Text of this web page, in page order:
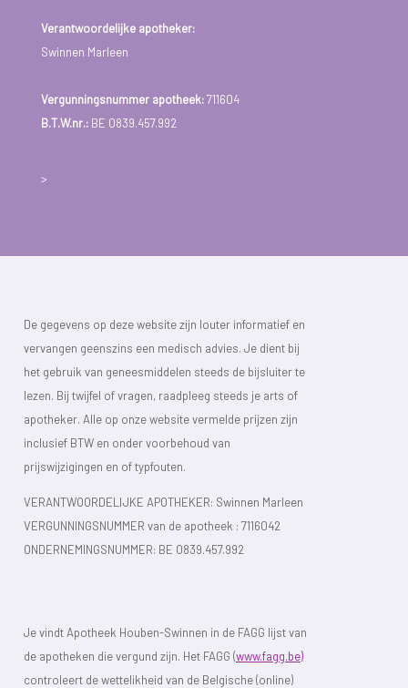
Verantwoordelijke apotheker:
Swinnen Marleen
Vergunningsnummer apotheek:711604
B.T.W.nr.:BE 0839.457.992
>
De gegevens op deze website zijn louter informatief en
vervangen geenszins een medisch advies. Je dient bij
het gebruik van geneesmiddelen steeds de bijsluiter te
lezen. Bij twijfel of vragen, raadpleeg steeds je arts of
apotheker. Alle op onze website vermelde prijzen zijn
inclusief BTW en onder voorbehoud van
prijswijzigingen en of typfouten.
VERANTWOORDELIJKE APOTHEKER: Swinnen Marleen
VERGUNNINGSNUMMER van de apotheek : 7116042
ONDERNEMINGSNUMMER: BE 0839.457.992
Je vindt Apotheek Houben-Swinnen in de FAGG lijst van
de apotheken die vergund zijn. Het FAGG (www.fagg.be)
controleert de wettelikheid van de Belgische (online)